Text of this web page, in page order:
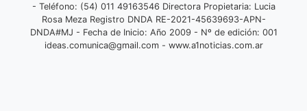
- Teléfono: (54) 011 49163546 Directora Propietaria: Lucia
Rosa Meza Registro DNDA RE-2021-45639693-APN-
DNDA#MJ - Fecha de Inicio: Año 2009 - Nº de edición: 001
ideas.comunica@gmail.com- www.a1noticias.com.ar